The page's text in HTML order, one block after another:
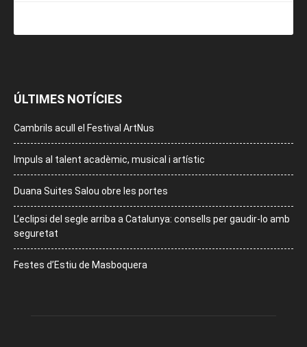
ÚLTIMES NOTÍCIES
Cambrils acull el Festival ArtNus
Impuls al talent acadèmic, musical i artístic
Duana Suites Salou obre les portes
L’eclipsi del segle arriba a Catalunya: consells per gaudir-lo amb
seguretat
Festes d’Estiu de Masboquera